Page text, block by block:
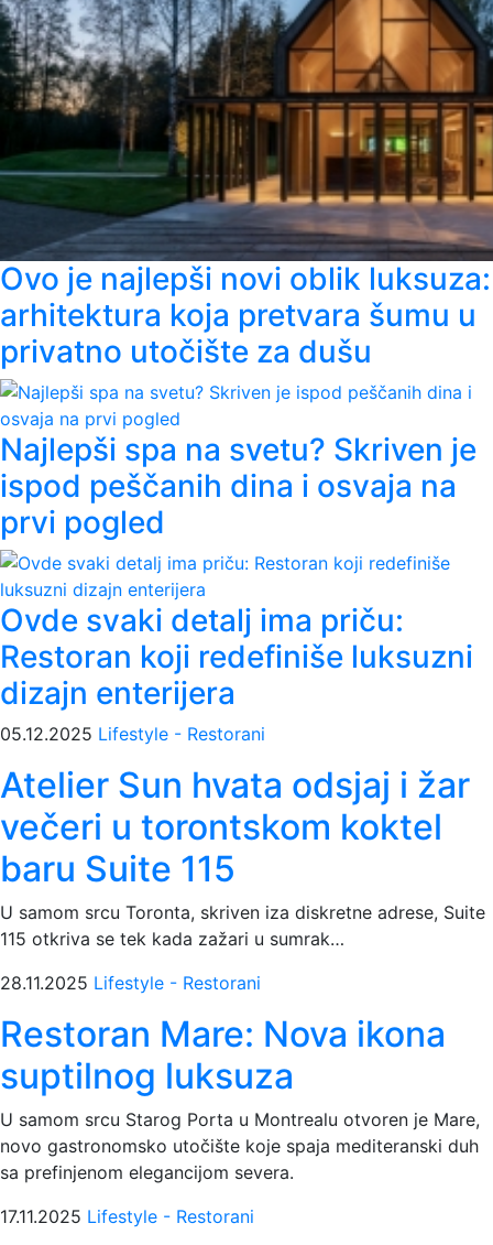
Ovo je najlepši novi oblik luksuza:
arhitektura koja pretvara šumu u
privatno utočište za dušu
Najlepši spa na svetu? Skriven je
ispod peščanih dina i osvaja na
prvi pogled
Ovde svaki detalj ima priču:
Restoran koji redefiniše luksuzni
dizajn enterijera
05.12.2025 Lifestyle - Restorani
Atelier Sun hvata odsjaj i žar
večeri u torontskom koktel
baru Suite 115
U samom srcu Toronta, skriven iza diskretne adrese, Suite
115 otkriva se tek kada zažari u sumrak…
28.11.2025 Lifestyle - Restorani
Restoran Mare: Nova ikona
suptilnog luksuza
U samom srcu Starog Porta u Montrealu otvoren je Mare,
novo gastronomsko utočište koje spaja mediteranski duh
sa prefinjenom elegancijom severa.
17.11.2025 Lifestyle - Restorani